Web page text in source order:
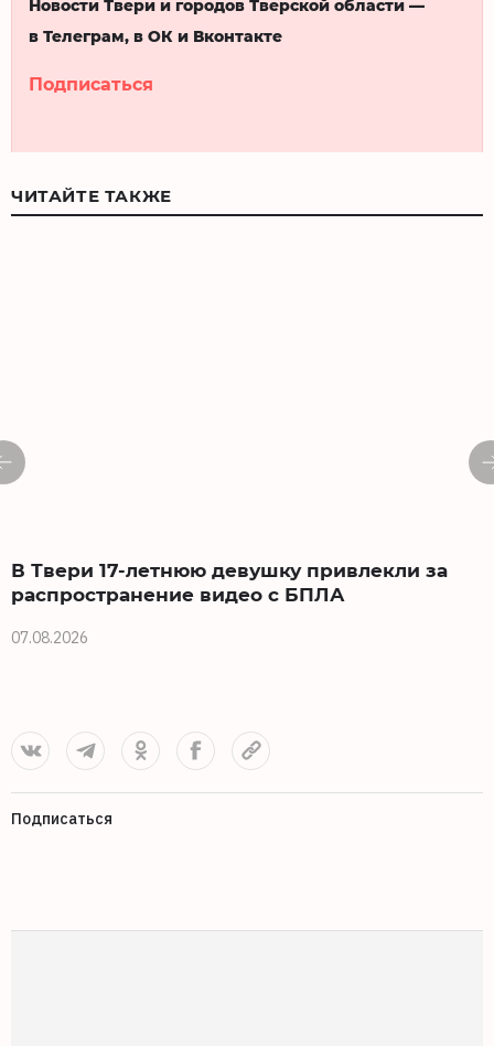
Новости Твери и городов Тверской области —
в Телеграм, в ОК и Вконтакте
Подписаться
ЧИТАЙТЕ ТАКЖЕ
В Твери 17-летнюю девушку привлекли за
распространение видео с БПЛА
07.08.2026
Подписаться